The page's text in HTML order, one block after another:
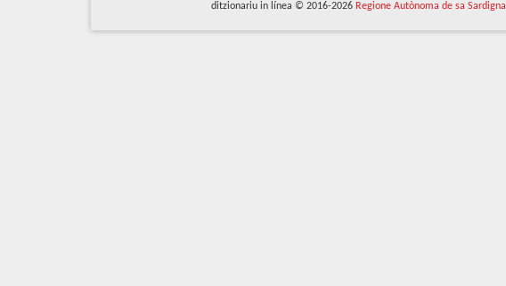
ditzionariu in línea © 2016-2026 Regione Autònoma de sa Sardigna